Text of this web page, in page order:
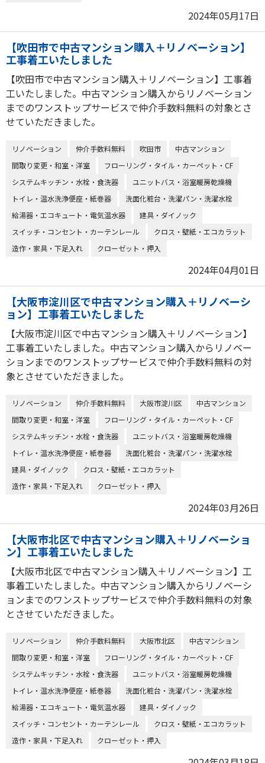
2024年05月17日
【吹田市で中古マンション購入＋リノベーション】
工事着工いたしました
【吹田市で中古マンション購入＋リノベーション】工事着
工いたしました。中古マンション購入からリノベーション
までのワンストップサービスで仲介手数料無料の対象とさ
せていただきました。
リノベーション 仲介手数料無料 吹田市
中古マンション
間取り変更・和室・洋室
フローリング・タイル・カーペット・CF
システムキッチン・水栓・食洗器
ユニットバス・浴室暖房乾燥機
トイレ・温水洗浄便座・紙巻器
洗面化粧台・洗濯パン・洗濯水栓
給湯器・エコキュート・電気温水器
建具・ダイノック
スイッチ・コンセント・カーテンレール
クロス・壁紙・エコカラット
造作・家具・下足入れ
クローゼット・押入
2024年04月01日
【大阪市淀川区で中古マンション購入＋リノベーシ
ョン】工事着工いたしました
【大阪市淀川区で中古マンション購入＋リノベーション】
工事着工いたしました。中古マンション購入からリノベー
ションまでのワンストップサービスで仲介手数料無料の対
象とさせていただきました。
リノベーション 仲介手数料無料 大阪市淀川区
中古マンション
間取り変更・和室・洋室
フローリング・タイル・カーペット・CF
システムキッチン・水栓・食洗器
ユニットバス・浴室暖房乾燥機
トイレ・温水洗浄便座・紙巻器
洗面化粧台・洗濯パン・洗濯水栓
建具・ダイノック
クロス・壁紙・エコカラット
造作・家具・下足入れ
クローゼット・押入
2024年03月26日
【大阪市北区で中古マンション購入＋リノベーショ
ン】工事着工いたしました
【大阪市北区で中古マンション購入＋リノベーション】工
事着工いたしました。中古マンション購入からリノベーシ
ョンまでのワンストップサービスで仲介手数料無料の対象
とさせていただきました。
リノベーション 仲介手数料無料 大阪市北区
中古マンション
間取り変更・和室・洋室
フローリング・タイル・カーペット・CF
システムキッチン・水栓・食洗器
ユニットバス・浴室暖房乾燥機
トイレ・温水洗浄便座・紙巻器
洗面化粧台・洗濯パン・洗濯水栓
給湯器・エコキュート・電気温水器
建具・ダイノック
スイッチ・コンセント・カーテンレール
クロス・壁紙・エコカラット
造作・家具・下足入れ
クローゼット・押入